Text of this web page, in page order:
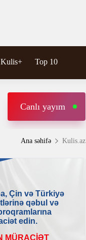
Kulis+ Top 10
Canlı yayım
Ana səhifə Kulis.az